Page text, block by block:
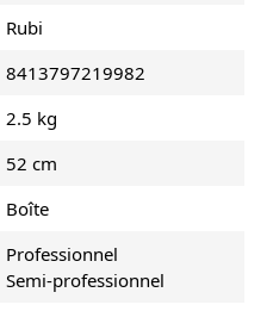
Rubi
8413797219982
2.5 kg
52 cm
Boîte
Professionnel
Semi-professionnel